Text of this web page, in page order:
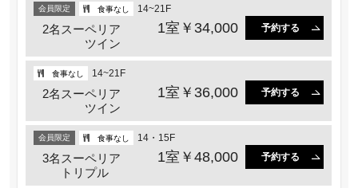
会員限定 食事なし 14~21F
2名スーペリア
ツイン
1室￥34,000 予約する
食事なし 14~21F
2名スーペリア
ツイン
1室￥36,000 予約する
会員限定 食事なし 14・15F
3名スーペリア
トリプル
1室￥48,000 予約する